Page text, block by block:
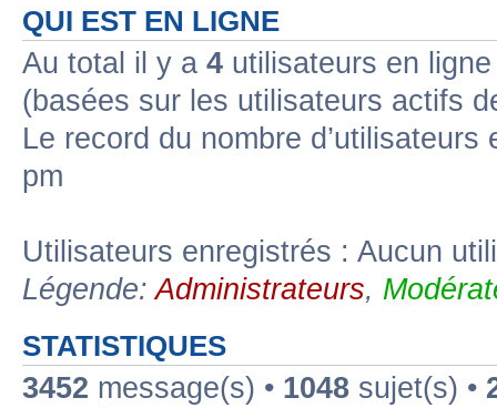
QUI EST EN LIGNE
Au total il y a 4 utilisateurs en
(basées sur les utilisateurs actifs
Le record du nombre
pm
Utilisateurs enregistrés : Aucun
Légende:Administrateurs,
STATISTIQUES
3452 message(s) • 1048 sujet(s) •